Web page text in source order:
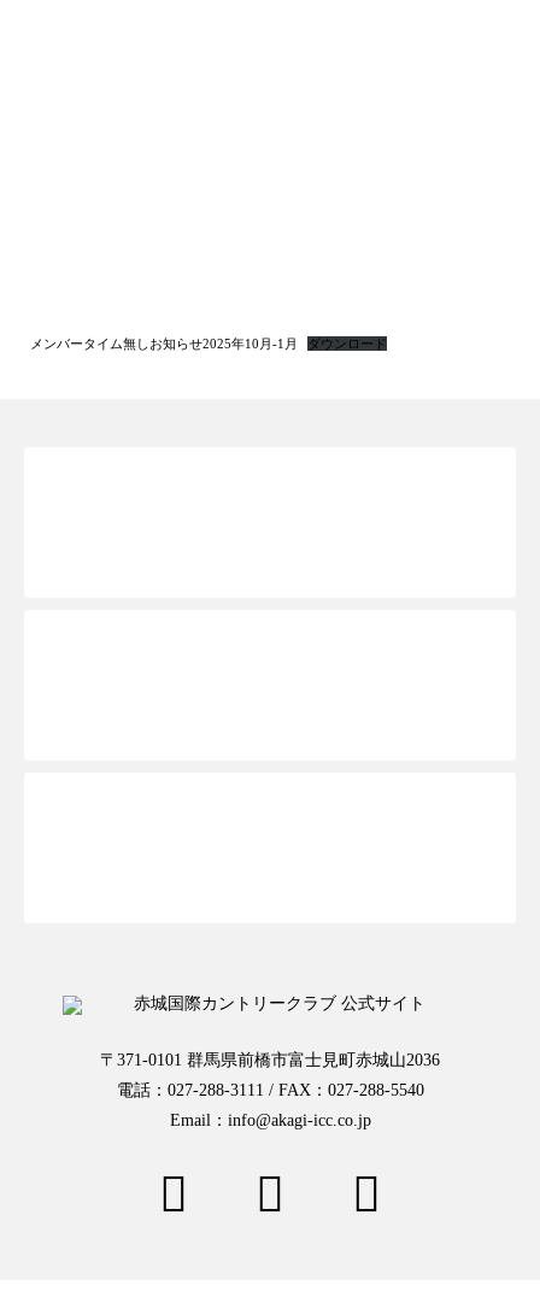
メンバータイム無しお知らせ2025年10月-1月 ダウンロード
〒371-0101 群馬県前橋市富士見町赤城山2036
電話：027-288-3111 / FAX：027-288-5540
Email：info@akagi-icc.co.jp